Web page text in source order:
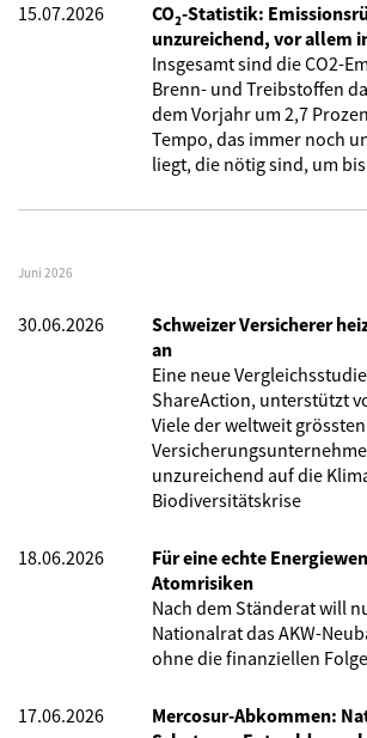
15.07.2026
CO₂-Statistik:
unzureichend, vor allem
Insgesamt sind die CO2-
Brenn- und Treibstoffen
dem Vorjahr um 2,7
Tempo, das immer noch
liegt, die nötig sind, um
Juni 2026
30.06.2026
Schweizer Versicherer
an
Eine neue
ShareAction, unterstützt
Viele der weltweit grössten
unzureichend auf die
Biodiversitätskrise
18.06.2026
Für eine echte
Atomrisiken
Nach dem Ständerat will
Nationalrat das AKW-
ohne die finanziellen
17.06.2026
Mercosur-Abkommen: